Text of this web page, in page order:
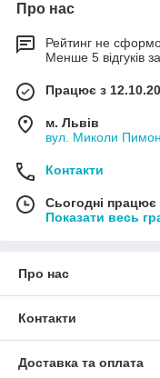
Про нас
Рейтинг не
Менше 5 відгуків
Працює з
м. Львів
вул. Миколи
Контакти
Сьогодні працює
Показати весь
Про нас
Контакти
Доставка та оплата